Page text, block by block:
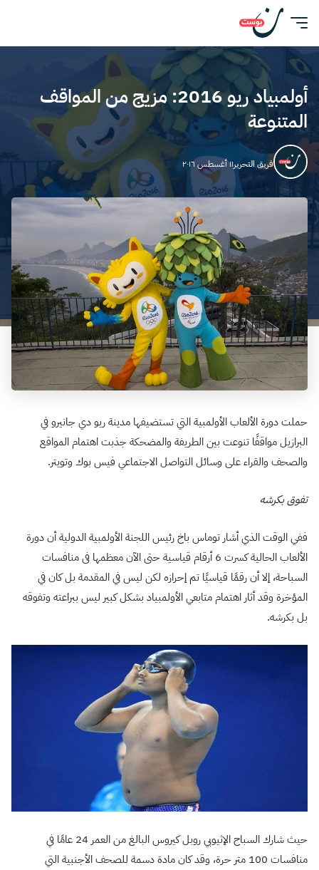
أولمبياد ريو 2016: مزيج من المواقف
المتنوعة
فريق التحرير١١ أغسطس ٢٠١٦
حملت دورة الألعاب الأولمبية التي تستضيفها مدينة ريو دي جانيرو في
البرازيل مواقفًا تنوعت بين الطريفة والمضحكة جذبت اهتمام المواقع
والصحف والقراء على وسائل التواصل الاجتماعي فيس بوك وتويتر.
تفوق بكرشه
ففي الوقت الذي أشار توماس باخ رئيس اللجنة الأولمبية الدولية أن دورة
الألعاب الحالية كسرت 6 أرقام قياسية حتى الآن معظمها فى منافسات
السباحة، إلا أن رقمًا قياسيًا تم إحرازه لكن ليس في المقدمة بل كان في
المؤخرة وقد أثار اهتمام متابعي الأولمبياد بشكل كبير ليس ببراعته وتفوقه
بل بكرشه.
حيث شارك السباح الإثيوبي روبل كيروس البالغ من العمر 24 عامًا في
منافسات 100 متر حرة، وقد كان مادة دسمة للصحف الأجنبية التي